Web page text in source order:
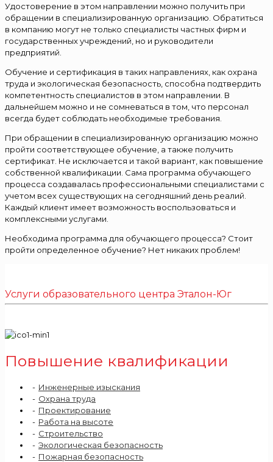
Удостоверение в этом направлении можно получить при
обращении в специализированную организацию. Обратиться
в компанию могут не только специалисты частных фирм и
государственных учреждений, но и руководители
предприятий.
Обучение и сертификация в таких направлениях, как охрана
труда и экологическая безопасность, способна подтвердить
компетентность специалистов в этом направлении. В
дальнейшем можно и не сомневаться в том, что персонал
всегда будет соблюдать необходимые требования.
При обращении в специализированную организацию можно
пройти соответствующее обучение, а также получить
сертификат. Не исключается и такой вариант, как повышение
собственной квалификации. Сама программа обучающего
процесса создавалась профессиональными специалистами с
учетом всех существующих на сегодняшний день реалий.
Каждый клиент имеет возможность воспользоваться и
комплексными услугами.
Необходима программа для обучающего процесса? Стоит
пройти определенное обучение? Нет никаких проблем!
Услуги образовательного центра Эталон-Юг
Повышение квалификации
Инженерные изыскания
Охрана труда
Проектирование
Работа на высоте
Строительство
Экологическая безопасность
Пожарная безопасность